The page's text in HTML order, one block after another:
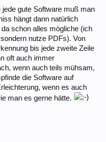
gute Software muß man
hängt dann natürlich
schon alles mögliche (ich
nutze PDFs). Von
bis jede zweite Zeile
oft auch immer
wenn auch teils mühsam,
die Software auf
wenn es auch
man es gerne hätte.